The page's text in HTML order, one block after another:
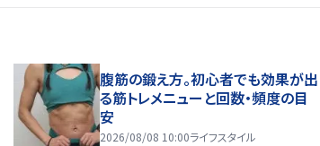
腹筋の鍛え方。初心者でも効果が出
る筋トレメニューと回数・頻度の目
安
2026/08/08 10:00ライフスタイル